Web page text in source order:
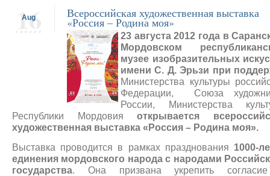
Aug
16 Всероссийская художественная выставка
«Россия – Родина моя»
23 августа 2012 года в
Мордовском
музее изобразительных
имени С. Д. Эрьзи при
Министерства культуры
Федерации, Союза
России, Министерства
Республики Мордовияоткрывается
художественная выставка «Россия – Родина моя».
Выставка проводится в рамках празднования 1000-
единения мордовского народа с народами
государства. Она призвана укрепить